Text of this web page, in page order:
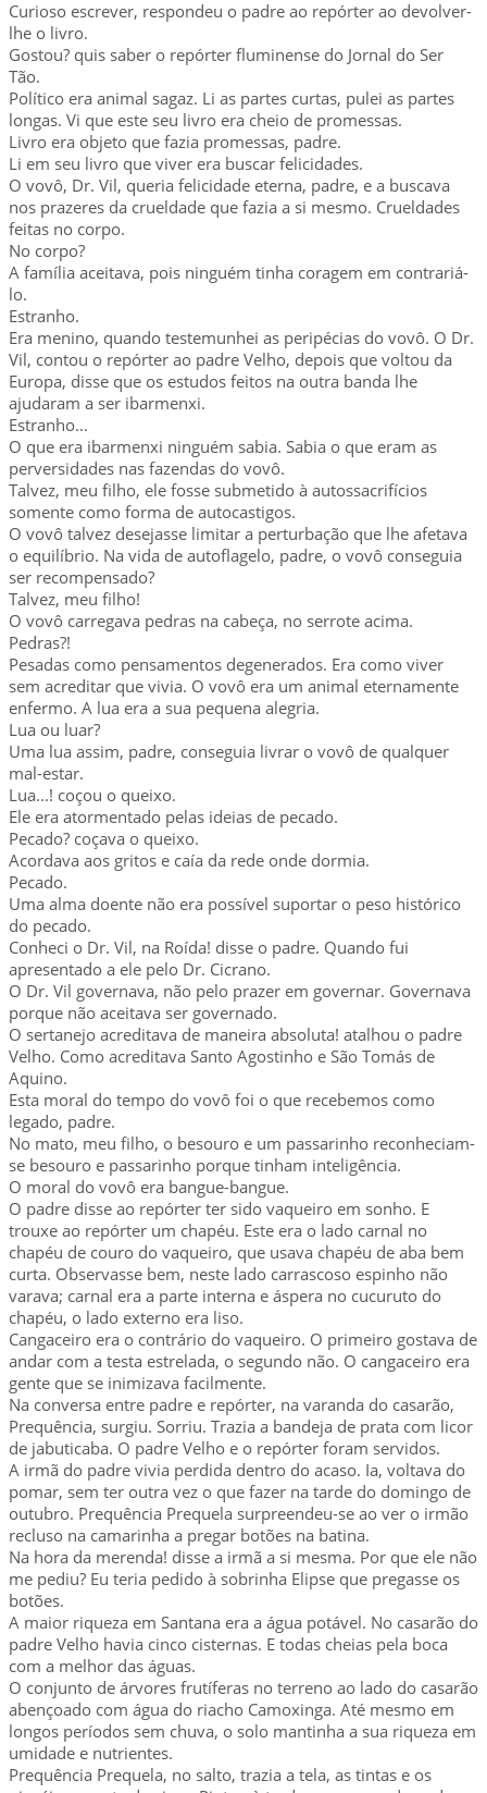
Curioso escrever, respondeu o padre ao repórter ao devolver-
lhe o livro.
Gostou? quis saber o repórter fluminense do Jornal do Ser
Tão.
Político era animal sagaz. Li as partes curtas, pulei as partes
longas. Vi que este seu livro era cheio de promessas.
Livro era objeto que fazia promessas, padre.
Li em seu livro que viver era buscar felicidades.
O vovô, Dr. Vil, queria felicidade eterna, padre, e a buscava
nos prazeres da crueldade que fazia a si mesmo. Crueldades
feitas no corpo.
No corpo?
A família aceitava, pois ninguém tinha coragem em contrariá-
lo.
Estranho.
Era menino, quando testemunhei as peripécias do vovô. O Dr.
Vil, contou o repórter ao padre Velho, depois que voltou da
Europa, disse que os estudos feitos na outra banda lhe
ajudaram a ser ibarmenxi.
Estranho...
O que era ibarmenxi ninguém sabia. Sabia o que eram as
perversidades nas fazendas do vovô.
Talvez, meu filho, ele fosse submetido à autossacrifícios
somente como forma de autocastigos.
O vovô talvez desejasse limitar a perturbação que lhe afetava
o equilíbrio. Na vida de autoflagelo, padre, o vovô conseguia
ser recompensado?
Talvez, meu filho!
O vovô carregava pedras na cabeça, no serrote acima.
Pedras?!
Pesadas como pensamentos degenerados. Era como viver
sem acreditar que vivia. O vovô era um animal eternamente
enfermo. A lua era a sua pequena alegria.
Lua ou luar?
Uma lua assim, padre, conseguia livrar o vovô de qualquer
mal-estar.
Lua...! coçou o queixo.
Ele era atormentado pelas ideias de pecado.
Pecado? coçava o queixo.
Acordava aos gritos e caía da rede onde dormia.
Pecado.
Uma alma doente não era possível suportar o peso histórico
do pecado.
Conheci o Dr. Vil, na Roída! disse o padre. Quando fui
apresentado a ele pelo Dr. Cicrano.
O Dr. Vil governava, não pelo prazer em governar. Governava
porque não aceitava ser governado.
O sertanejo acreditava de maneira absoluta! atalhou o padre
Velho. Como acreditava Santo Agostinho e São Tomás de
Aquino.
Esta moral do tempo do vovô foi o que recebemos como
legado, padre.
No mato, meu filho, o besouro e um passarinho reconheciam-
se besouro e passarinho porque tinham inteligência.
O moral do vovô era bangue-bangue.
O padre disse ao repórter ter sido vaqueiro em sonho. E
trouxe ao repórter um chapéu. Este era o lado carnal no
chapéu de couro do vaqueiro, que usava chapéu de aba bem
curta. Observasse bem, neste lado carrascoso espinho não
varava; carnal era a parte interna e áspera no cucuruto do
chapéu, o lado externo era liso.
Cangaceiro era o contrário do vaqueiro. O primeiro gostava de
andar com a testa estrelada, o segundo não. O cangaceiro era
gente que se inimizava facilmente.
Na conversa entre padre e repórter, na varanda do casarão,
Prequência, surgiu. Sorriu. Trazia a bandeja de prata com licor
de jabuticaba. O padre Velho e o repórter foram servidos.
A irmã do padre vivia perdida dentro do acaso. Ia, voltava do
pomar, sem ter outra vez o que fazer na tarde do domingo de
outubro. Prequência Prequela surpreendeu-se ao ver o irmão
recluso na camarinha a pregar botões na batina.
Na hora da merenda! disse a irmã a si mesma. Por que ele não
me pediu? Eu teria pedido à sobrinha Elipse que pregasse os
botões.
A maior riqueza em Santana era a água potável. No casarão do
padre Velho havia cinco cisternas. E todas cheias pela boca
com a melhor das águas.
O conjunto de árvores frutíferas no terreno ao lado do casarão
abençoado com água do riacho Camoxinga. Até mesmo em
longos períodos sem chuva, o solo mantinha a sua riqueza em
umidade e nutrientes.
Prequência Prequela, no salto, trazia a tela, as tintas e os